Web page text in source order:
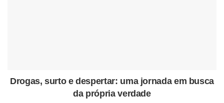
Drogas, surto e despertar: uma jornada em busca
da própria verdade